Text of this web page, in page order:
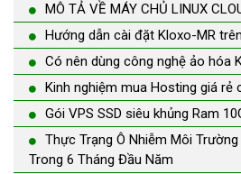
MÔ TẢ VỀ MÁY CHỦ LINUX
Hướng dẫn cài đặt Kloxo-MR
Có nên dùng công nghệ ảo hóa
Kinh nghiệm mua Hosting giá rẻ
Gói VPS SSD siêu khủng Ram
Thực Trạng Ô Nhiễm Môi
Trong 6 Tháng Đầu Năm